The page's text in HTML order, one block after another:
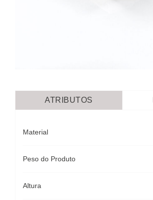
ATRIBUTOS
Material
Peso do Produto
Altura